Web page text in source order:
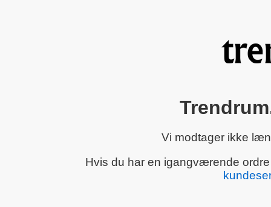
Vi modtager ikke
Hvis du har en igangværende